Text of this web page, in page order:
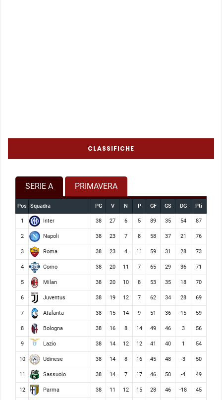
CLASSIFICHE
SERIE A PRIMAVERA
Pos Squadra PG V N P GF GS DG Pti
1 Inter 38 27 6 5 89 35 54 87
2 Napoli 38 23 7 8 58 37 21 76
3 Roma 38 23 4 11 59 31 28 73
4 Como 38 20 11 7 65 29 36 71
5 Milan 38 20 10 8 53 35 18 70
6 Juventus 38 19 12 7 62 34 28 69
7 Atalanta 38 15 14 9 51 36 15 59
8 Bologna 38 16 8 14 49 46 3 56
9 Lazio 38 14 12 12 41 40 1 54
10 Udinese 38 14 8 16 45 48 -3 50
11 Sassuolo 38 14 7 17 46 50 -4 49
12 Parma 38 11 12 15 28 46 -18 45